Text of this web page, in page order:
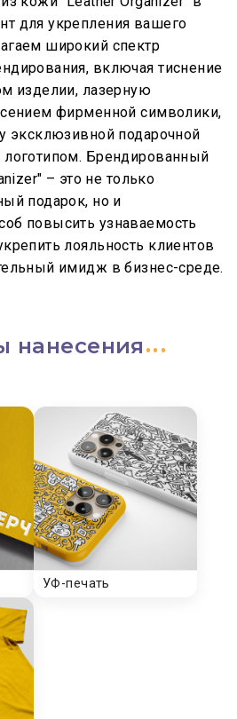
для укрепления вашего
широкий спектр
включая тиснение
изделии, лазерную
фирменной символики,
эксклюзивной подарочной
Брендированный
– это не только
подарок, но и
повысить узнаваемость
лояльность клиентов
имидж в бизнес-среде.
нанесения